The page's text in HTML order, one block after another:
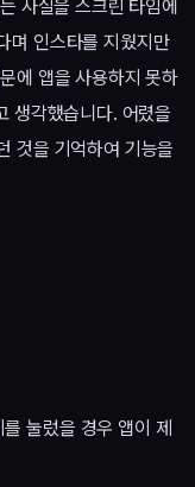
사실을 스크린 타임에
며 인스타를 지웠지만
에 앱을 사용하지 못하
생각했습니다. 어렸을
것을 기억하여 기능을
눌렀을 경우 앱이 제